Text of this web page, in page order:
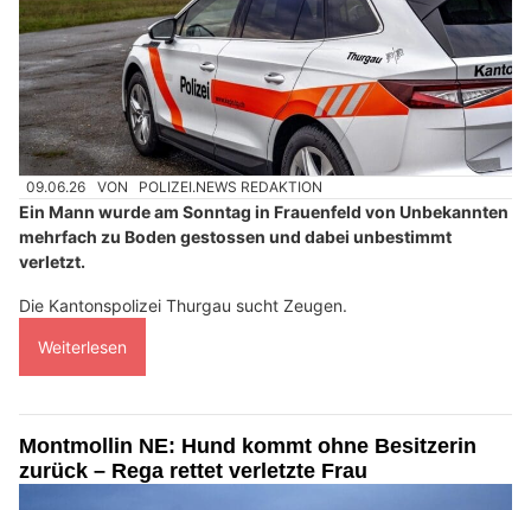
09.06.26 VON POLIZEI.NEWS REDAKTION
Ein Mann wurde am Sonntag in Frauenfeld von Unbekannten
mehrfach zu Boden gestossen und dabei unbestimmt
verletzt.
Die Kantonspolizei Thurgau sucht Zeugen.
Weiterlesen
Montmollin NE: Hund kommt ohne Besitzerin
zurück – Rega rettet verletzte Frau